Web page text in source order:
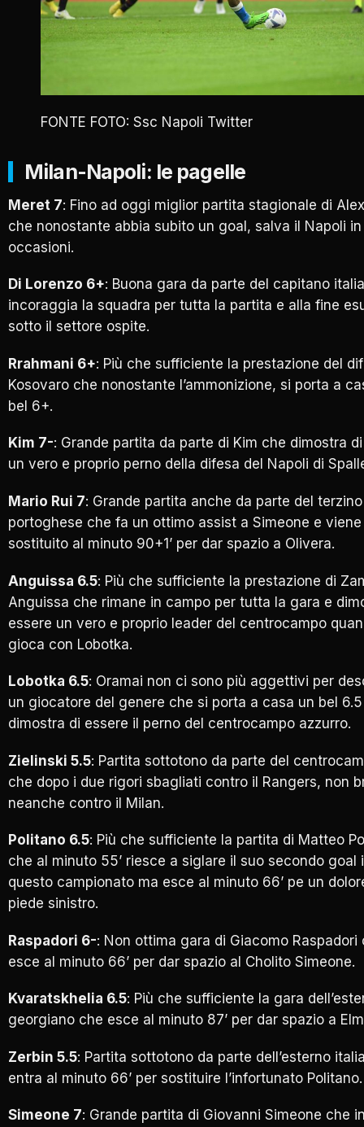
FONTE FOTO: Ssc Napoli Twitter
Milan-Napoli: le pagelle
Meret 7: Fino ad oggi miglior partita stagionale di
che nonostante abbia subito un goal, salva il Napoli
occasioni.
Di Lorenzo 6+: Buona gara da parte del capitano
incoraggia la squadra per tutta la partita e alla fine
sotto il settore ospite.
Rrahmani 6+: Più che sufficiente la prestazione del
Kosovaro che nonostante l’ammonizione, si porta a
bel 6+.
Kim 7-: Grande partita da parte di Kim che dimostra
un vero e proprio perno della difesa del Napoli di
Mario Rui 7: Grande partita anche da parte del terzino
portoghese che fa un ottimo assist a Simeone e viene
sostituito al minuto 90+1’ per dar spazio a Olivera.
Anguissa 6.5: Più che sufficiente la prestazione di
Anguissa che rimane in campo per tutta la gara e
essere un vero e proprio leader del centrocampo
gioca con Lobotka.
Lobotka 6.5: Oramai non ci sono più aggettivi per
un giocatore del genere che si porta a casa un bel
dimostra di essere il perno del centrocampo azzurro.
Zielinski 5.5: Partita sottotono da parte del
che dopo i due rigori sbagliati contro il Rangers, non
neanche contro il Milan.
Politano 6.5: Più che sufficiente la partita di Matteo
che al minuto 55’ riesce a siglare il suo secondo goal
questo campionato ma esce al minuto 66’ pe un
piede sinistro.
Raspadori 6-: Non ottima gara di Giacomo Raspadori
esce al minuto 66’ per dar spazio al Cholito Simeone.
Kvaratskhelia 6.5: Più che sufficiente la gara
georgiano che esce al minuto 87’ per dar spazio a
Zerbin 5.5: Partita sottotono da parte dell’esterno
entra al minuto 66’ per sostituire l’infortunato Politano.
Simeone 7: Grande partita di Giovanni Simeone che